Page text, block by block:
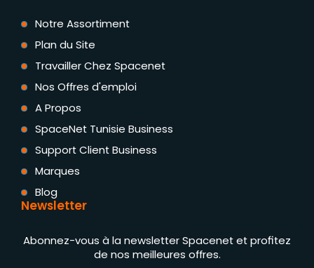
Notre Assortiment
Plan du Site
Travailler Chez Spacenet
Nos Offres d'emploi
A Propos
SpaceNet Tunisie Business
Support Client Business
Marques
Blog
Newsletter
Abonnez-vous à la newsletter Spacenet et profitez
de nos meilleures offres.